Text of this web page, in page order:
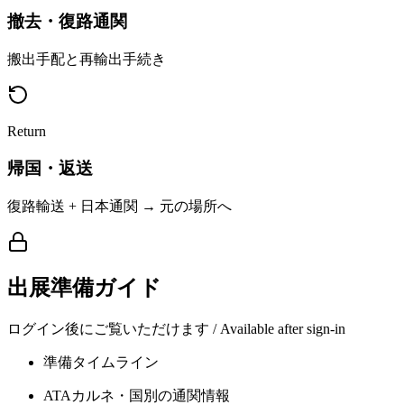
撤去・復路通関
搬出手配と再輸出手続き
Return
帰国・返送
復路輸送 + 日本通関 → 元の場所へ
出展準備ガイド
ログイン後にご覧いただけます / Available after sign-in
準備タイムライン
ATAカルネ・国別の通関情報